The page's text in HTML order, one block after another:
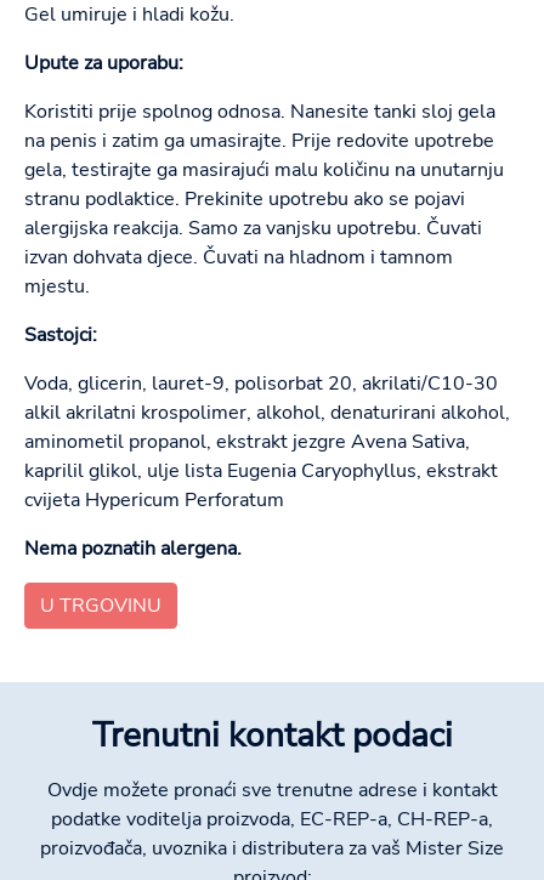
Gel umiruje i hladi kožu.
Upute za uporabu:
Koristiti prije spolnog odnosa. Nanesite tanki sloj gela
na penis i zatim ga umasirajte. Prije redovite upotrebe
gela, testirajte ga masirajući malu količinu na unutarnju
stranu podlaktice. Prekinite upotrebu ako se pojavi
alergijska reakcija. Samo za vanjsku upotrebu. Čuvati
izvan dohvata djece. Čuvati na hladnom i tamnom
mjestu.
Sastojci:
Voda, glicerin, lauret-9, polisorbat 20, akrilati/C10-30
alkil akrilatni krospolimer, alkohol, denaturirani alkohol,
aminometil propanol, ekstrakt jezgre Avena Sativa,
kaprilil glikol, ulje lista Eugenia Caryophyllus, ekstrakt
cvijeta Hypericum Perforatum
Nema poznatih alergena.
U TRGOVINU
Trenutni kontakt podaci
Ovdje možete pronaći sve trenutne adrese i kontakt
podatke voditelja proizvoda, EC-REP-a, CH-REP-a,
proizvođača, uvoznika i distributera za vaš Mister Size